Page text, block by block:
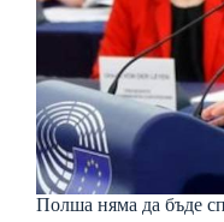
Полша няма да бъде